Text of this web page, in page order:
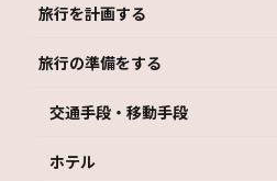
旅行を計画する
旅行の準備をする
交通手段・移動手段
ホテル